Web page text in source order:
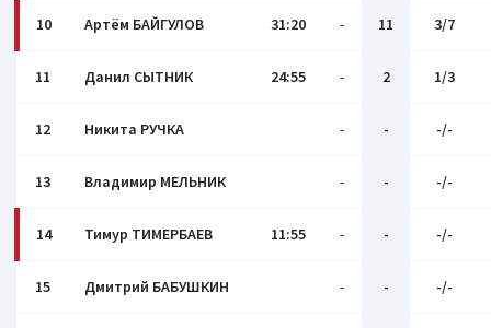
10 Артём БАЙГУЛОВ 31:20 - 11 3/7
11 Данил СЫТНИК 24:55 - 2 1/3
12 Никита РУЧКА - - -/-
13 Владимир МЕЛЬНИК - - -/-
14 Тимур ТИМЕРБАЕВ 11:55 - - -/-
15 Дмитрий БАБУШКИН - - -/-